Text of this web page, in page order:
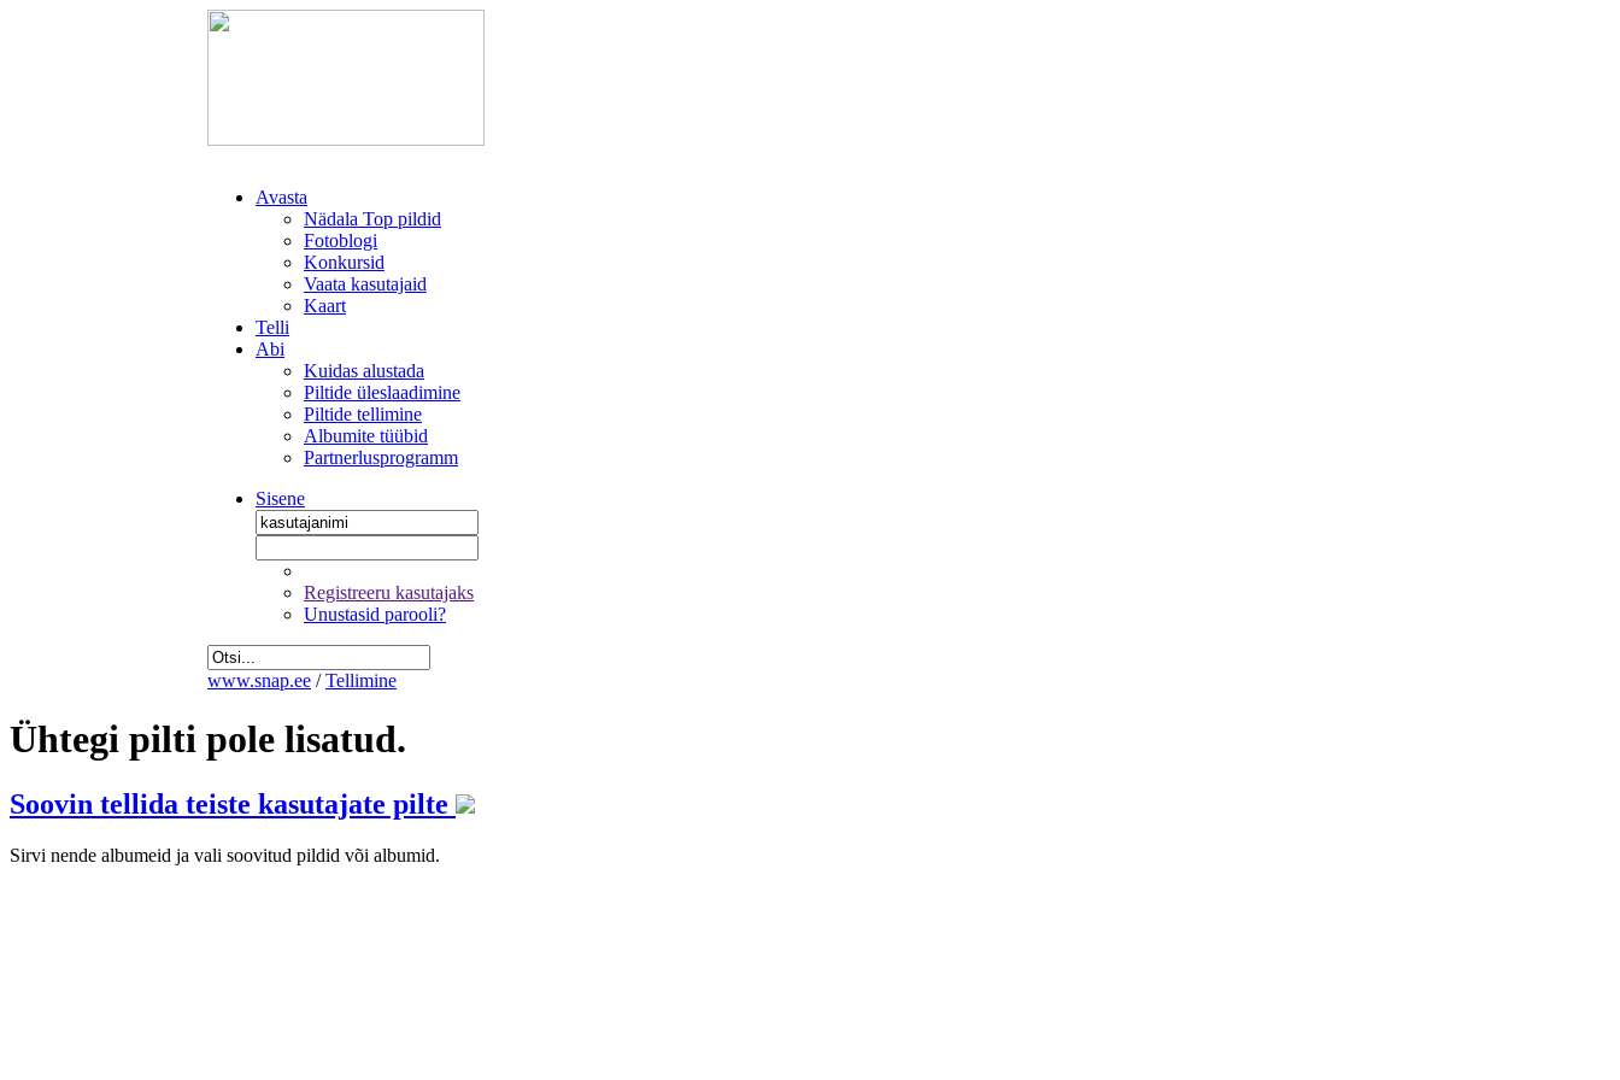
Avasta
Nädala Top pildid
Fotoblogi
Konkursid
Vaata kasutajaid
Kaart
Telli
Abi
Kuidas alustada
Piltide üleslaadimine
Piltide tellimine
Albumite tüübid
Partnerlusprogramm
Sisene
Registreeru kasutajaks
Unustasid parooli?
www.snap.ee / Tellimine
Ühtegi pilti pole lisatud.
Soovin tellida teiste kasutajate pilte
Sirvi nende albumeid ja vali soovitud pildid või albumid.